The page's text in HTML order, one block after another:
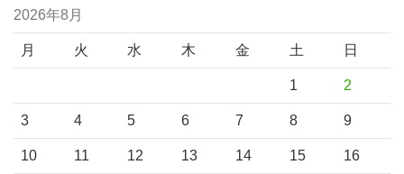
2026年8月
月 火 水 木 金 土 日
1 2
3 4 5 6 7 8 9
10 11 12 13 14 15 16